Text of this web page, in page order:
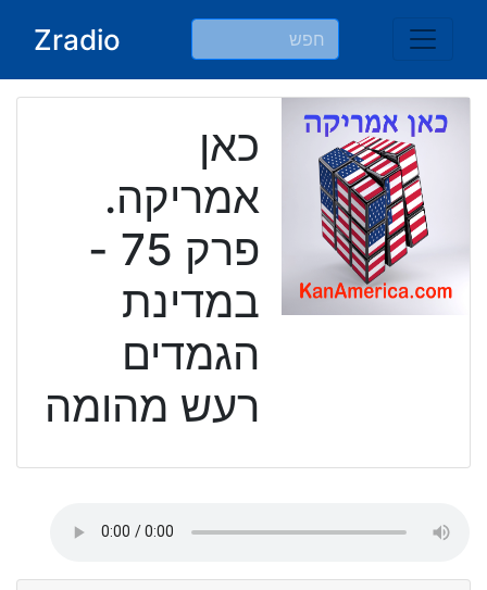
Zradio
כאן
אמריקה.
פרק 75 -
במדינת
הגמדים
רעש מהומה